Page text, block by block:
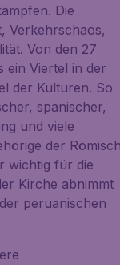
Die
Verkehrschaos,
Von den 27
ein Viertel in der
der Kulturen. So
spanischer,
und viele
der
wichtig für die
Kirche abnimmt
peruanischen